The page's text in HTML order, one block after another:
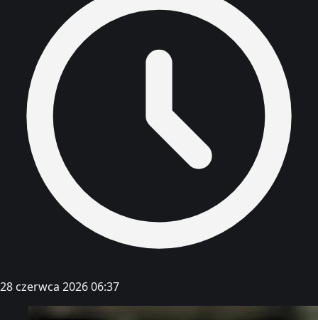
28 czerwca 2026 06:37